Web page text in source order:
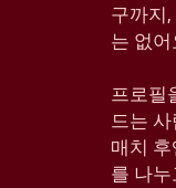
구까지
는 없
프로필
드는
매치
를 나